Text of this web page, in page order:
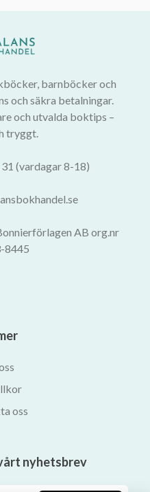
barnböcker och
och säkra betalningar.
och utvalda boktips –
tryggt.
(vardagar 8-18)
AB org.nr
8445
oss
nyhetsbrev